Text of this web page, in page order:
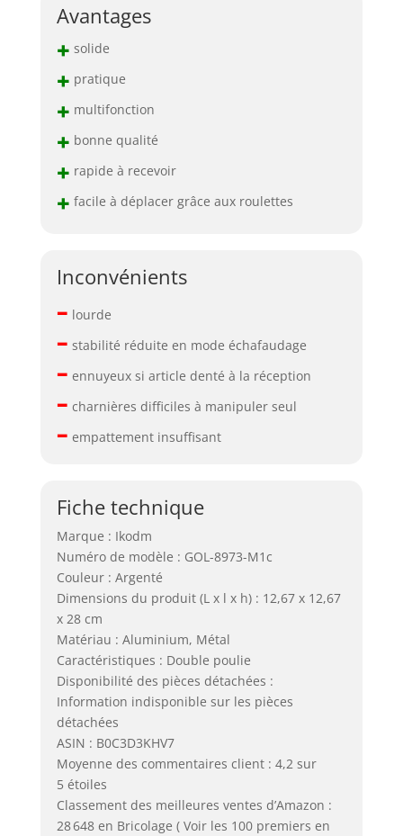
Avantages
+ solide
+ pratique
+ multifonction
+ bonne qualité
+ rapide à recevoir
+ facile à déplacer grâce aux roulettes
Inconvénients
– lourde
– stabilité réduite en mode échafaudage
– ennuyeux si article denté à la réception
– charnières difficiles à manipuler seul
– empattement insuffisant
Fiche technique
Marque : Ikodm
Numéro de modèle : GOL-8973-M1c
Couleur : Argenté
Dimensions du produit (L x l x h) : 12,67 x 12,67
x 28 cm
Matériau : Aluminium, Métal
Caractéristiques : Double poulie
Disponibilité des pièces détachées :
Information indisponible sur les pièces
détachées
ASIN : B0C3D3KHV7
Moyenne des commentaires client : 4,2 sur
5 étoiles
Classement des meilleures ventes d’Amazon :
28 648 en Bricolage ( Voir les 100 premiers en